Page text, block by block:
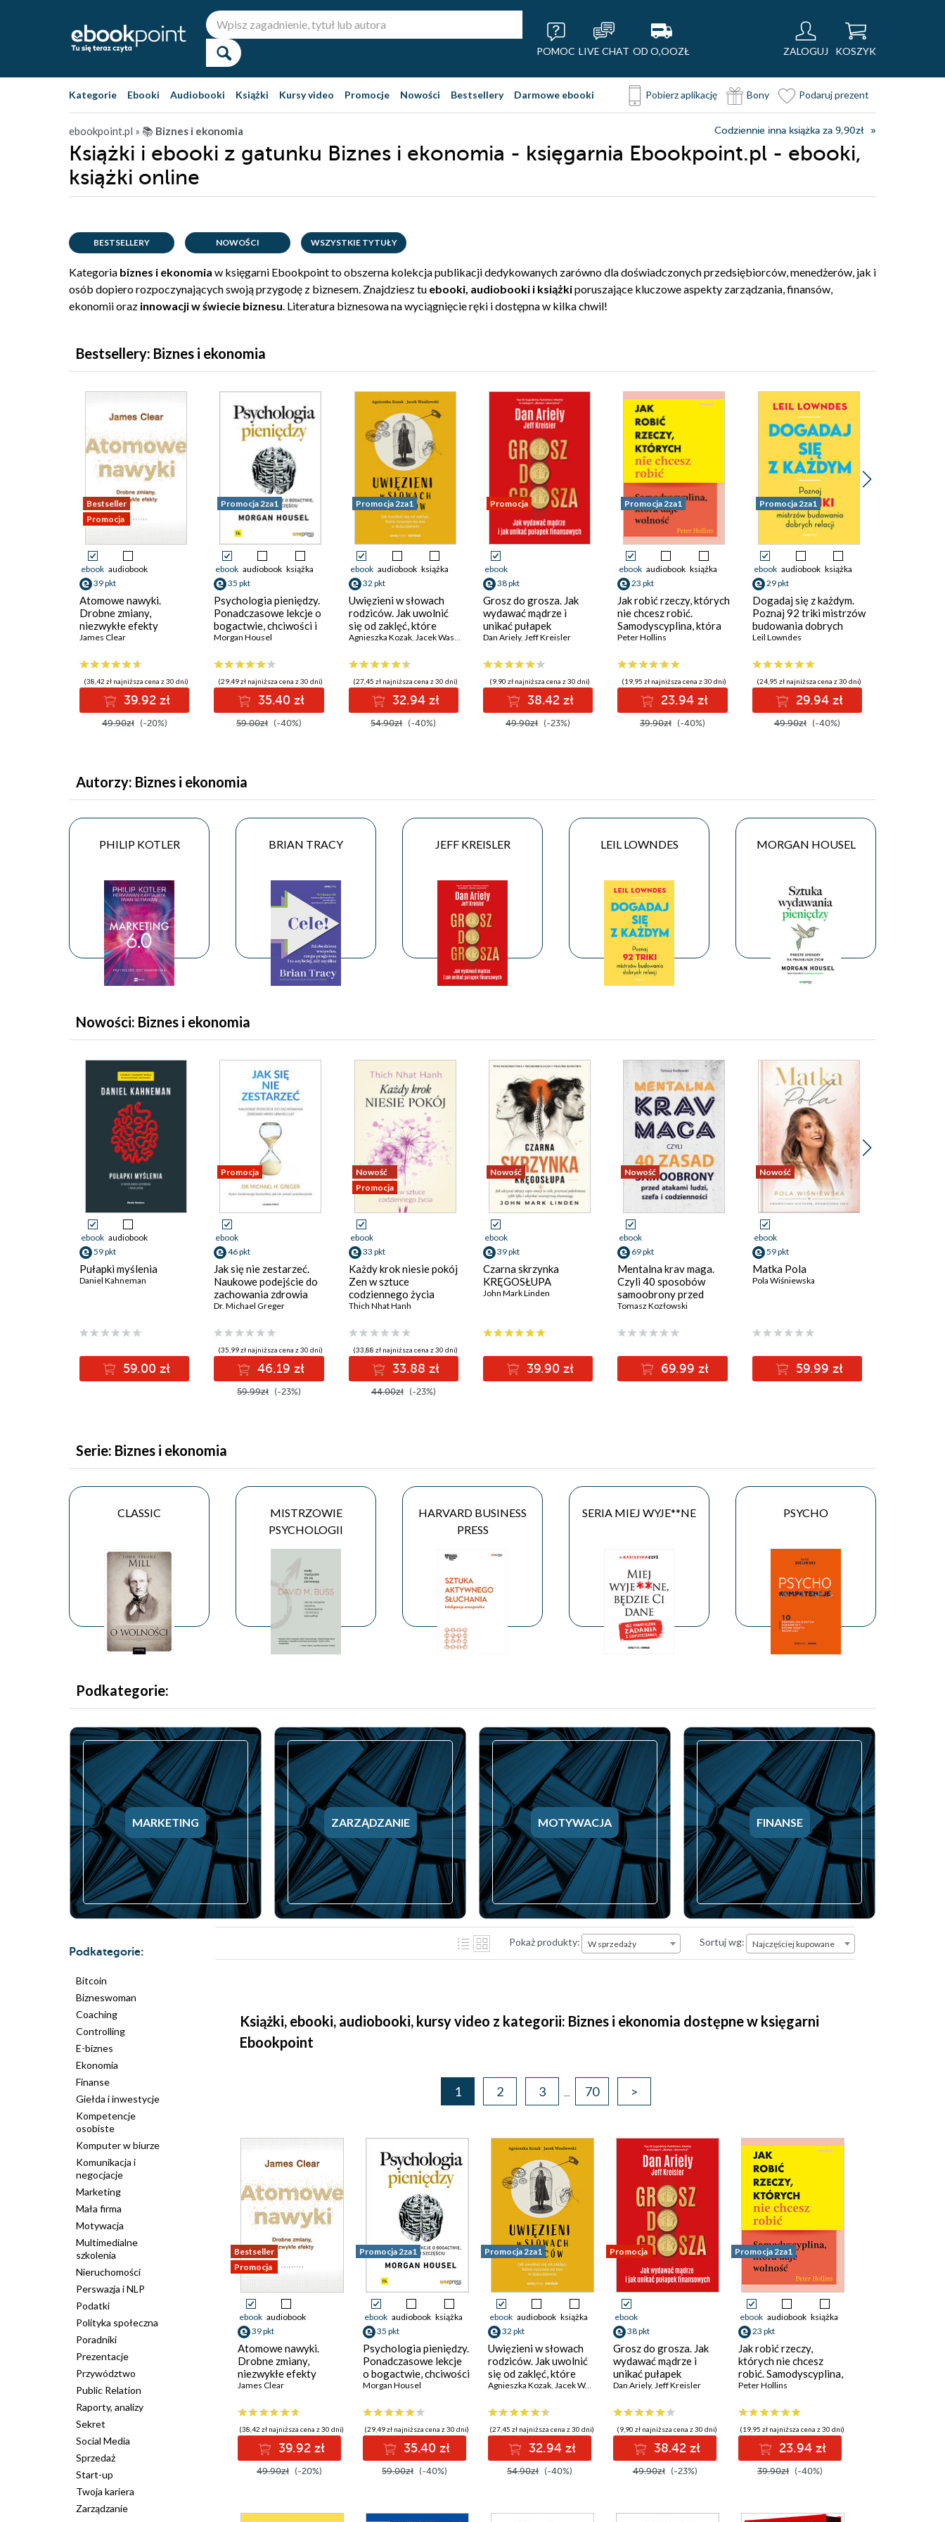
POMOC LIVE CHAT OD O,OOZŁ ZALOGUJ KOSZYK
Kategorie Ebooki Audiobooki Książki Kursy video Promocje Nowości Bestsellery Darmowe ebooki Pobierz aplikację Bony Podaruj prezent
ebookpoint.pl » 📚 Biznes i ekonomia Codziennie inna książka za 9,90zł
Książki i ebooki z gatunku Biznes i ekonomia - księgarnia Ebookpoint.pl - ebooki,
książki online
BESTSELLERY NOWOŚCI WSZYSTKIE TYTUŁY
Kategoria biznes i ekonomia w księgarni Ebookpoint to obszerna kolekcja publikacji dedykowanych zarówno dla doświadczonych przedsiębiorców, menedżerów, jak i
osób dopiero rozpoczynających swoją przygodę z biznesem. Znajdziesz tu ebooki, audiobooki i książkiporuszające kluczowe aspekty zarządzania, finansów,
ekonomii oraz innowacji w świecie biznesu. Literatura biznesowa na wyciągnięcie ręki i dostępna w kilka chwil!
Bestsellery: Biznes i ekonomia
Bestseller
Promocja
ebook audiobook
39 pkt
Atomowe nawyki.
Drobne zmiany,
niezwykłe efekty
James Clear
(38,42 zł najniższa cena z 30 dni)
39.92 zł
49.90zł (-20%)
Promocja 2za1
ebook audiobook książka
35 pkt
Psychologia pieniędzy.
Ponadczasowe lekcje o
bogactwie, chciwości i
szczęściu
Morgan Housel
(29,49 zł najniższa cena z 30 dni)
35.40 zł
59.00zł (-40%)
Promocja 2za1
ebook audiobook książka
32 pkt
Uwięzieni w słowach
rodziców. Jak uwolnić
się od zaklęć, które
rzucono na nas w
Agnieszka Kozak, Jacek Wasilewski
(27,45 zł najniższa cena z 30 dni)
32.94 zł
54.90zł (-40%)
Promocja
ebook
38 pkt
Grosz do grosza. Jak
wydawać mądrze i
unikać pułapek
finansowych
Dan Ariely, Jeff Kreisler
(9,90 zł najniższa cena z 30 dni)
38.42 zł
49.90zł (-23%)
Promocja 2za1
ebook audiobook książka
23 pkt
Jak robić rzeczy, których
nie chcesz robić.
Samodyscyplina, która
daje wolność
Peter Hollins
(19,95 zł najniższa cena z 30 dni)
23.94 zł
39.90zł (-40%)
Promocja 2za1
ebook audiobook książka
29 pkt
Dogadaj się z każdym.
Poznaj 92 triki mistrzów
budowania dobrych
relacji
Leil Lowndes
(24,95 zł najniższa cena z 30 dni)
29.94 zł
49.90zł (-40%)
Autorzy: Biznes i ekonomia
PHILIP KOTLER BRIAN TRACY JEFF KREISLER LEIL LOWNDES MORGAN HOUSEL
Nowości: Biznes i ekonomia
ebook audiobook
59 pkt
Pułapki myślenia
Daniel Kahneman
59.00 zł
Promocja
ebook
46 pkt
Jak się nie zestarzeć.
Naukowe podejście do
zachowania zdrowia
mimo upływu lat
Dr. Michael Greger
(35,99 zł najniższa cena z 30 dni)
46.19 zł
59.99zł (-23%)
Nowość
Promocja
ebook
33 pkt
Każdy krok niesie pokój
Zen w sztuce
codziennego życia
Thich Nhat Hanh
(33,88 zł najniższa cena z 30 dni)
33.88 zł
44.00zł (-23%)
Nowość
ebook
39 pkt
Czarna skrzynka
KRĘGOSŁUPA
John Mark Linden
39.90 zł
Nowość
ebook
69 pkt
Mentalna krav maga.
Czyli 40 sposobów
samoobrony przed
atakami ludzi, szefa i
Tomasz Kozłowski
69.99 zł
Nowość
ebook
59 pkt
Matka Pola
Pola Wiśniewska
59.99 zł
Serie: Biznes i ekonomia
CLASSIC
MISTRZOWIE
PSYCHOLOGII
HARVARD BUSINESS
PRESS
SERIA MIEJ WYJE**NE PSYCHO
Podkategorie:
MARKETING ZARZĄDZANIE MOTYWACJA FINANSE
Podkategorie:
Bitcoin
Bizneswoman
Coaching
Controlling
E-biznes
Ekonomia
Finanse
Giełda i inwestycje
Kompetencje
osobiste
Komputer w biurze
Komunikacja i
negocjacje
Marketing
Mała firma
Motywacja
Multimedialne
szkolenia
Nieruchomości
Perswazja i NLP
Podatki
Polityka społeczna
Poradniki
Prezentacje
Przywództwo
Public Relation
Raporty, analizy
Sekret
Social Media
Sprzedaż
Start-up
Twoja kariera
Zarządzanie
Pokaż produkty: W sprzedaży Sortuj wg:Najczęściej kupowane
Najczęściej kupowane
Książki, ebooki, audiobooki, kursy video z kategorii: Biznes i ekonomia dostępne w księgarni
Ebookpoint
1 2 3 ... 70 >
Bestseller
Promocja
ebook audiobook
39 pkt
Atomowe nawyki.
Drobne zmiany,
niezwykłe efekty
James Clear
(38,42 zł najniższa cena z 30 dni)
39.92 zł
49.90zł (-20%)
Promocja 2za1
ebook audiobook książka
35 pkt
Psychologia pieniędzy.
Ponadczasowe lekcje
o bogactwie, chciwości
i szczęściu
Morgan Housel
(29,49 zł najniższa cena z 30 dni)
35.40 zł
59.00zł (-40%)
Promocja 2za1
ebook audiobook książka
32 pkt
Uwięzieni w słowach
rodziców. Jak uwolnić
się od zaklęć, które
rzucono na nas w
Agnieszka Kozak, Jacek Wasilewski
(27,45 zł najniższa cena z 30 dni)
32.94 zł
54.90zł (-40%)
Promocja
ebook
38 pkt
Grosz do grosza. Jak
wydawać mądrze i
unikać pułapek
finansowych
Dan Ariely, Jeff Kreisler
(9,90 zł najniższa cena z 30 dni)
38.42 zł
49.90zł (-23%)
Promocja 2za1
ebook audiobook książka
23 pkt
Jak robić rzeczy,
których nie chcesz
robić. Samodyscyplina,
która daje wolność
Peter Hollins
(19,95 zł najniższa cena z 30 dni)
23.94 zł
39.90zł (-40%)